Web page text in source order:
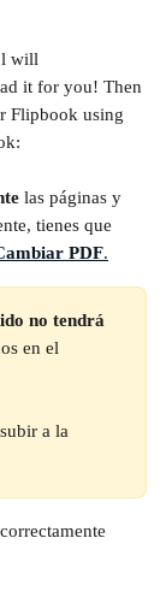
will
it for you! Then
Flipbook using
las páginas y
tienes que
PDF.
no tendrá
en el
a la